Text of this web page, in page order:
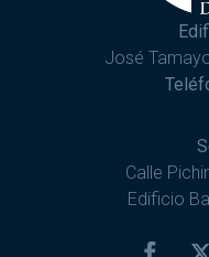
José
Calle
Edificio